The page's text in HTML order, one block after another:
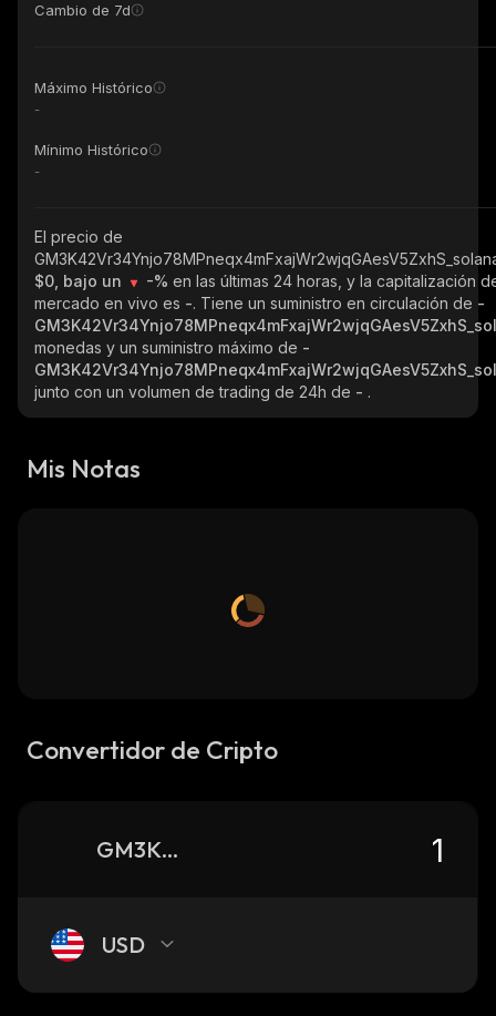
Cambio de 7d
Máximo Histórico
-
Mínimo Histórico
-
El precio de
$0, bajo un
-% en las últimas 24 horas, y la capitalización
mercado en vivo es -. Tiene un suministro en circulación de -
monedas y un suministro máximo de -
junto con un volumen de trading de 24h de - .
Mis Notas
Convertidor de Cripto
GM3K42Vr34Ynjo78MPneqx4mFxajWr2wjqGAesV5ZxhS_solana
USD